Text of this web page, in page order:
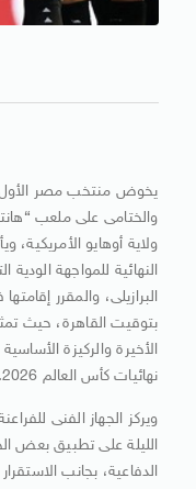
يخوض منتخب مصر الأول
والختامى على ملعب
ولاية أوهايو الأمريكية،
النهائية للمواجهة الودية
البرازيلى، والمقرر
بتوقيت القاهرة، حيث
الأخيرة والركيزة
نهائيات كأس العالم 2026.
ويركز الجهاز الفنى
الليلة على تطبيق بعض
الدفاعية، بجانب